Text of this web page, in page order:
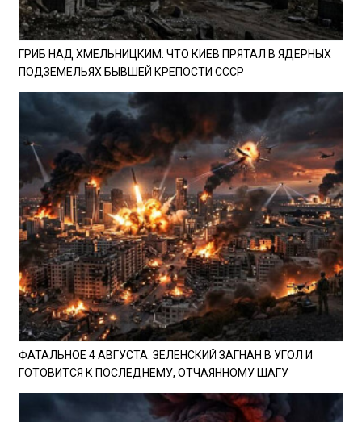
ГРИБ НАД ХМЕЛЬНИЦКИМ: ЧТО КИЕВ ПРЯТАЛ В ЯДЕРНЫХ
ПОДЗЕМЕЛЬЯХ БЫВШЕЙ КРЕПОСТИ СССР
ФАТАЛЬНОЕ 4 АВГУСТА: ЗЕЛЕНСКИЙ ЗАГНАН В УГОЛ И
ГОТОВИТСЯ К ПОСЛЕДНЕМУ, ОТЧАЯННОМУ ШАГУ